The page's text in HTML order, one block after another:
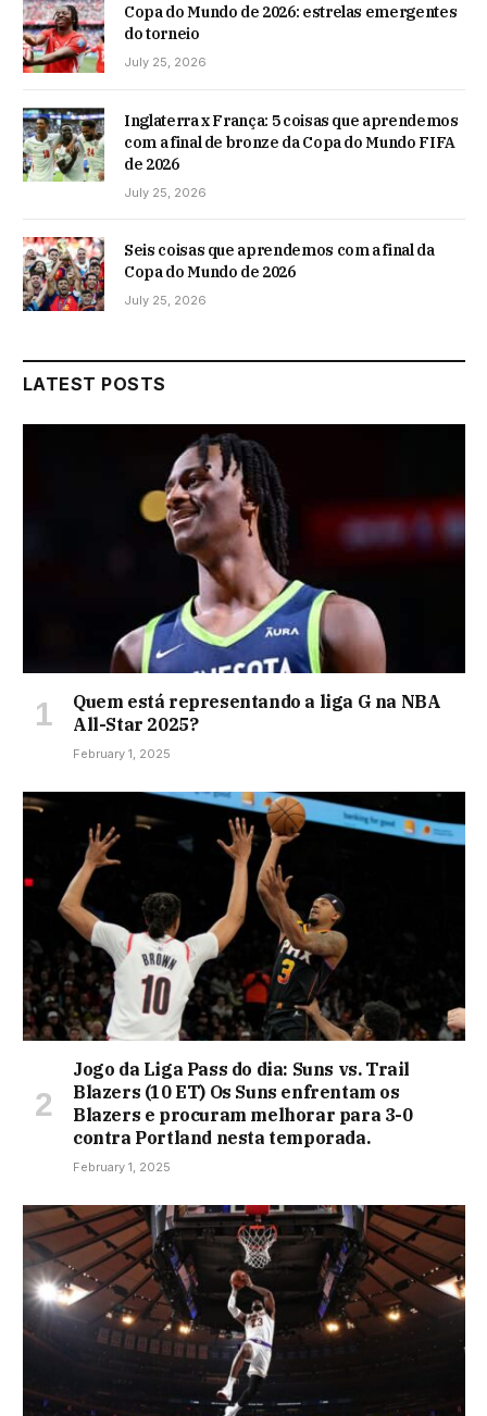
Copa do Mundo de 2026: estrelas emergentes
do torneio
July 25, 2026
Inglaterra x França: 5 coisas que aprendemos
com a final de bronze da Copa do Mundo FIFA
de 2026
July 25, 2026
Seis coisas que aprendemos com a final da
Copa do Mundo de 2026
July 25, 2026
LATEST POSTS
Quem está representando a liga G na NBA
All-Star 2025?
February 1, 2025
Jogo da Liga Pass do dia: Suns vs. Trail
Blazers (10 ET) Os Suns enfrentam os
Blazers e procuram melhorar para 3-0
contra Portland nesta temporada.
February 1, 2025